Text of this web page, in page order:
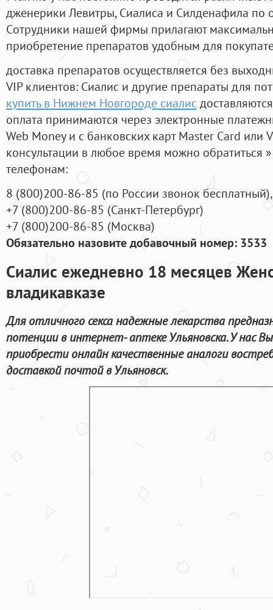
дженерики Левитры, Сиалиса и Силденафила по
Cотрудники нашей фирмы прилагают
приобретение препаратов удобным для
доставка препаратов осуществляется без
VIP клиентов: Сиалис и другие препараты для
купить в Нижнем Новгороде сиалис
оплата принимаются через электронные
Web Money и с банковских карт Master Card или
консультации в любое время можно обратиться
телефонам:
8 (800)200-86-85 (по России звонок бесплатный),
+7 (800)200-86-85 (Санкт-Петербург)
+7 (800)200-86-85 (Москва)
Обязательно назовите добавочный номер: 3533
Сиалис ежедневно 18 месяцев
владикавказе
Для отличного секса надежные лекарства
потенции в интернет- аптеке Ульяновска. У нас
приобрести онлайн качественные аналоги
доставкой почтой в Ульяновск.